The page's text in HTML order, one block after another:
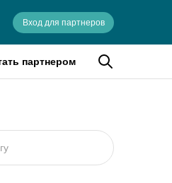
Вход для партнеров
партнером